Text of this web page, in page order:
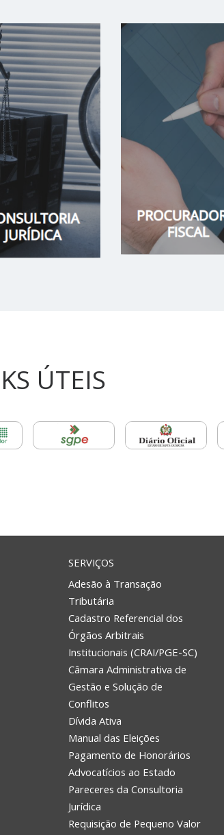
ÚTEIS
SERVIÇOS
Adesão à Transação
Tributária
Cadastro Referencial dos
Órgãos Arbitrais
Institucionais (CRAI/PGE-SC)
Câmara Administrativa de
Gestão e Solução de
Conflitos
Dívida Ativa
Manual das Eleições
Pagamento de Honorários
Advocatícios ao Estado
Pareceres da Consultoria
Jurídica
Requisição de Pequeno Valor